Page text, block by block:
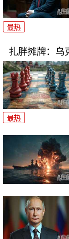
最热
扎胖摊牌：乌
最热